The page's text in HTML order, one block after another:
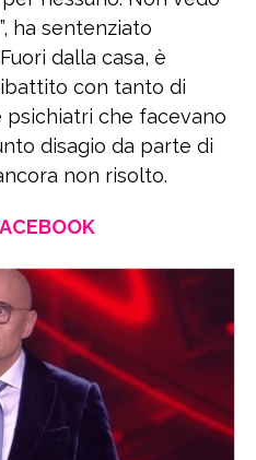
ha sentenziato
dalla casa, è
con tanto di
che facevano
disagio da parte di
non risolto.